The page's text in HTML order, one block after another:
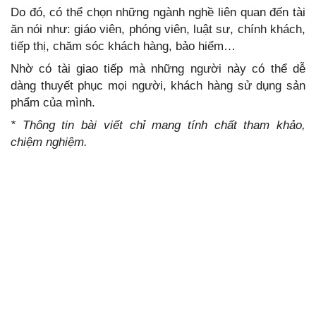
Do đó, có thể chọn những ngành nghề liên quan đến tài
ăn nói như: giáo viên, phóng viên, luật sư, chính khách,
tiếp thị, chăm sóc khách hàng, bảo hiểm…
Nhờ có tài giao tiếp mà những người này có thể dễ
dàng thuyết phục mọi người, khách hàng sử dụng sản
phẩm của mình.
* Thông tin bài viết chỉ mang tính chất tham khảo,
chiệm nghiệm.